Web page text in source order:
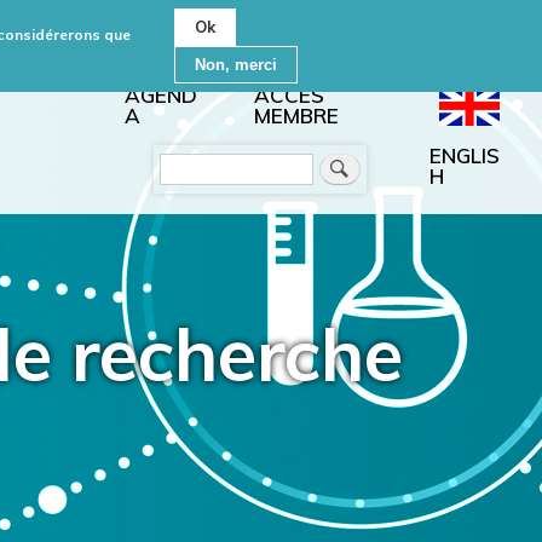
que
Ok
Non, merci
AGEND
A
ACCÈS
MEMBRE
ENGLIS
H
Rechercher
recherche